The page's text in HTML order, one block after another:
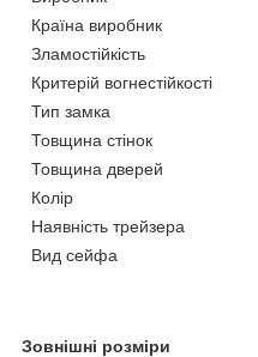
Країна виробник
Зламостійкість
Критерій вогнестійкості
Тип замка
Товщина стінок
Товщина дверей
Колір
Наявність трейзера
Вид сейфа
Зовнішні розміри